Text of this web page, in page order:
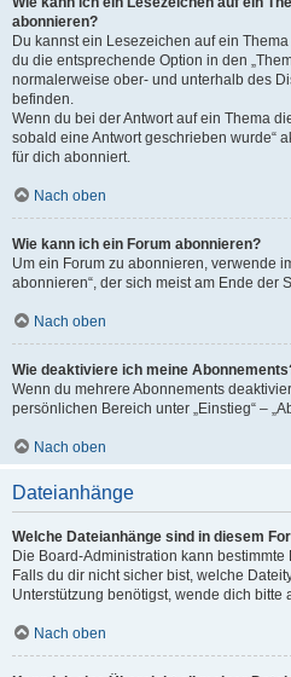
abonnieren?
Du kannst ein Lesezeichen auf ein
du die entsprechende Option in den
normalerweise ober- und unterhalb des
befinden.
Wenn du bei der Antwort auf ein Thema
sobald eine Antwort geschrieben wurde“
für dich abonniert.
Nach oben
Wie kann ich ein Forum abonnieren?
Um ein Forum zu abonnieren, verwende
abonnieren“, der sich meist am Ende der
Nach oben
Wie deaktiviere ich meine
Wenn du mehrere Abonnements
persönlichen Bereich unter „Einstieg“ –
Nach oben
Dateianhänge
Welche Dateianhänge sind in diesem
Die Board-Administration kann
Falls du dir nicht sicher bist, welche
Unterstützung benötigst, wende dich bitte
Nach oben